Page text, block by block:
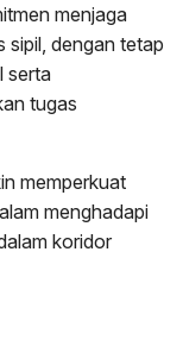
menjaga
sipil, dengan tetap
serta
tugas
memperkuat
menghadapi
koridor